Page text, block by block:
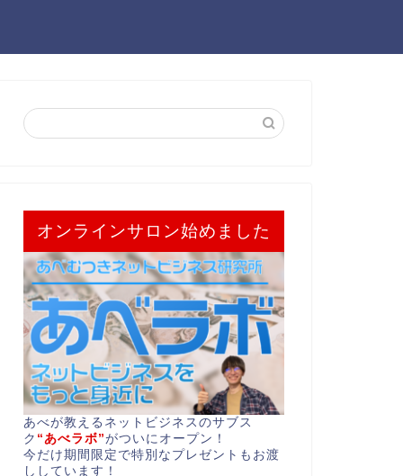
オンラインサロン始めました
あべが教えるネットビジネスのサブス
ク “あべラボ”がついにオープン！
今だけ期間限定で特別なプレゼントもお渡
ししています！